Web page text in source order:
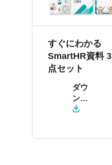
すぐにわかる
SmartHR資料 3
点セット
ダウ
ン
ロー